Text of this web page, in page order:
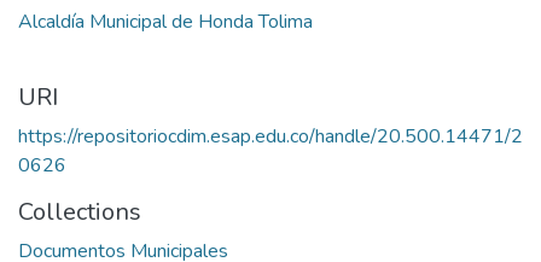
Alcaldía Municipal de Honda Tolima
URI
https://repositoriocdim.esap.edu.co/handle/20.500.14471/2
0626
Collections
Documentos Municipales